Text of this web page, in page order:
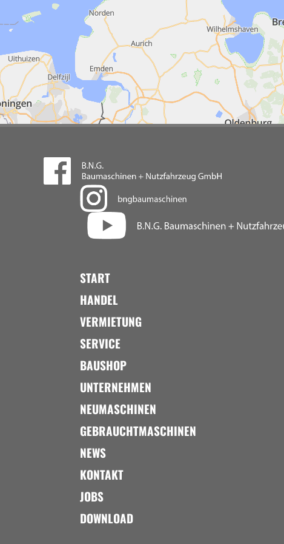
START
HANDEL
VERMIETUNG
SERVICE
BAUSHOP
UNTERNEHMEN
NEUMASCHINEN
GEBRAUCHTMASCHINEN
NEWS
KONTAKT
JOBS
DOWNLOAD